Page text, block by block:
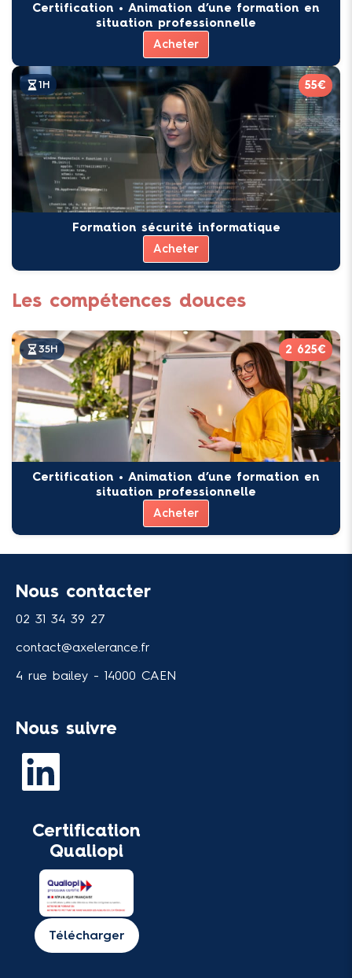
Certification • Animation d’une formation en
situation professionnelle
Acheter
1H 55€
Formation sécurité informatique
Acheter
Les compétences douces
35H 2 625€
Certification • Animation d’une formation en
situation professionnelle
Acheter
Nous contacter
02 31 34 39 27
contact@axelerance.fr
4 rue bailey - 14000 CAEN
Nous suivre
Certification
Qualiopi
Télécharger